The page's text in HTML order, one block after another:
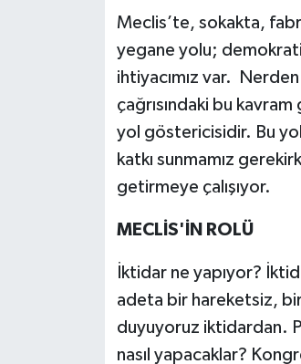
Meclis’te, sokakta,
yegane yolu;
ihtiyacımız var.
çağrısındaki bu
yol göstericisidir. Bu
katkı sunmamız
getirmeye çalışıyor.
MECLİS'İN ROLÜ
İktidar ne yapıyor?
adeta bir hareketsiz, bir
duyuyoruz iktidardan.
nasıl yapacaklar?